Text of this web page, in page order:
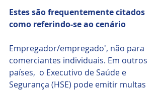
Estes são frequentemente citados
como referindo-se ao cenário
Empregador/empregado', não para
comerciantes individuais. Em outros
países,  o Executivo de Saúde e
Segurança (HSE) pode emitir multas